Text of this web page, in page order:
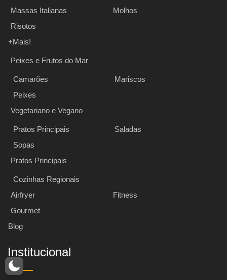
Massas Italianas
Molhos
Risotos
+Mais!
Peixes e Frutos do Mar
Camarões
Mariscos
Peixes
Vegetariano e Vegano
Pratos Principais
Saladas
Sopas
Pratos Principais
Cozinhas Regionais
Airfryer
Fitness
Gourmet
Blog
Institucional